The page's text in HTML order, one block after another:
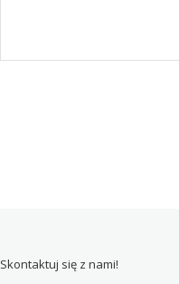
Skontaktuj się z nami!